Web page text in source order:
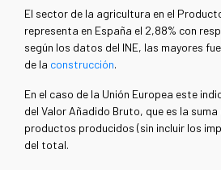
El sector de la agricultura en el
representa en España el 2,88% con
según los datos del INE, las mayores
de la construcción.
En el caso de la Unión Europea este
del Valor Añadido Bruto, que es la
productos producidos (sin incluir los
del total.